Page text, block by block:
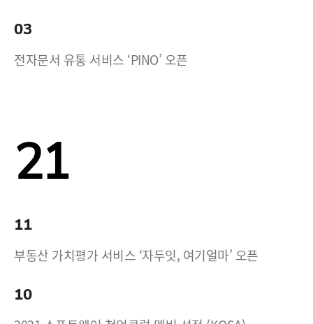
03
전자문서 유통 서비스 ‘PINO’ 오픈
21
11
부동산 가치평가 서비스 ‘자두잇, 여기얼마’ 오픈
10